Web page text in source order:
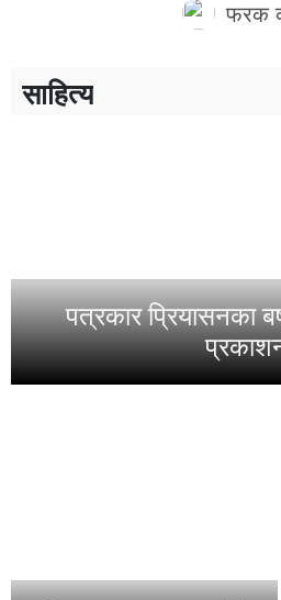
फरक
साहित्य
पत्रकार प्रियासनका